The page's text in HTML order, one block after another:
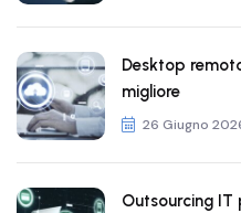
Desktop
migliore
26 Giugno
Outsourcing IT